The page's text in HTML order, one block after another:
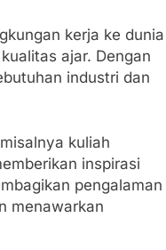
kerja ke dunia
ajar. Dengan
industri dan
kuliah
inspirasi
pengalaman
menawarkan